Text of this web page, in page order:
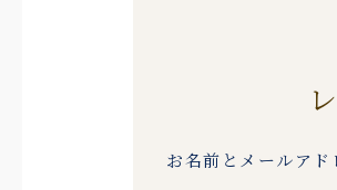
お名前とメールア